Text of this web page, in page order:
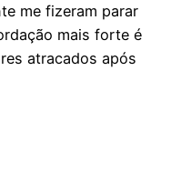
me fizeram parar
mais forte é
atracados após